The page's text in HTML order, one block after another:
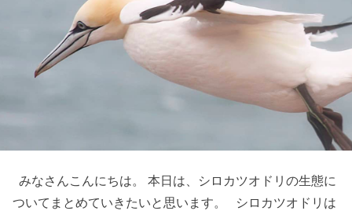
みなさんこんにちは。 本日は、シロカツオドリの生態に
ついてまとめていきたいと思います。 シロカツオドリは